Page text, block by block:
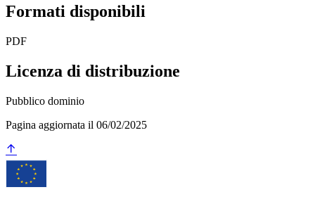
Formati disponibili
PDF
Licenza di distribuzione
Pubblico dominio
Pagina aggiornata il 06/02/2025